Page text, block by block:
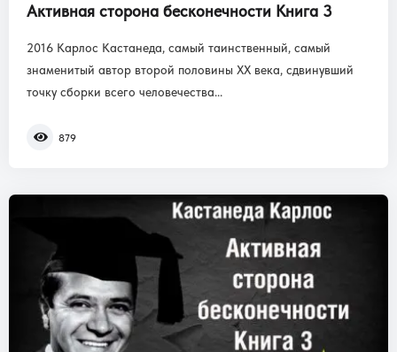
Активная сторона бесконечности Книга 3
2016 Карлос Кастанеда, самый таинственный, самый
знаменитый автор второй половины XX века, сдвинувший
точку сборки всего человечества...
879